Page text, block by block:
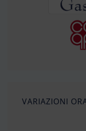
VARIAZIONI